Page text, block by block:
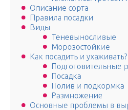
Описание сорта
Правила посадки
Виды
Теневыносливые
Морозостойкие
Как посадить и ухаживать?
Подготовительные
Посадка
Полив и подкормка
Размножение
Основные проблемы в